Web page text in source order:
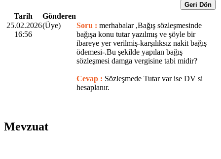
Geri Dön
Tarih
Gönderen
25.02.2026
16:56
(Üye) Soru : merhabalar ,Bağış sözleşmesinde
bağışa konu tutar yazılmış ve şöyle bir
ibareye yer verilmiş-karşılıksız nakit bağış
ödemesi-.Bu şekilde yapılan bağış
sözleşmesi damga vergisine tabi midir?
Cevap : Sözleşmede Tutar var ise DV si
hesaplanır.
Mevzuat